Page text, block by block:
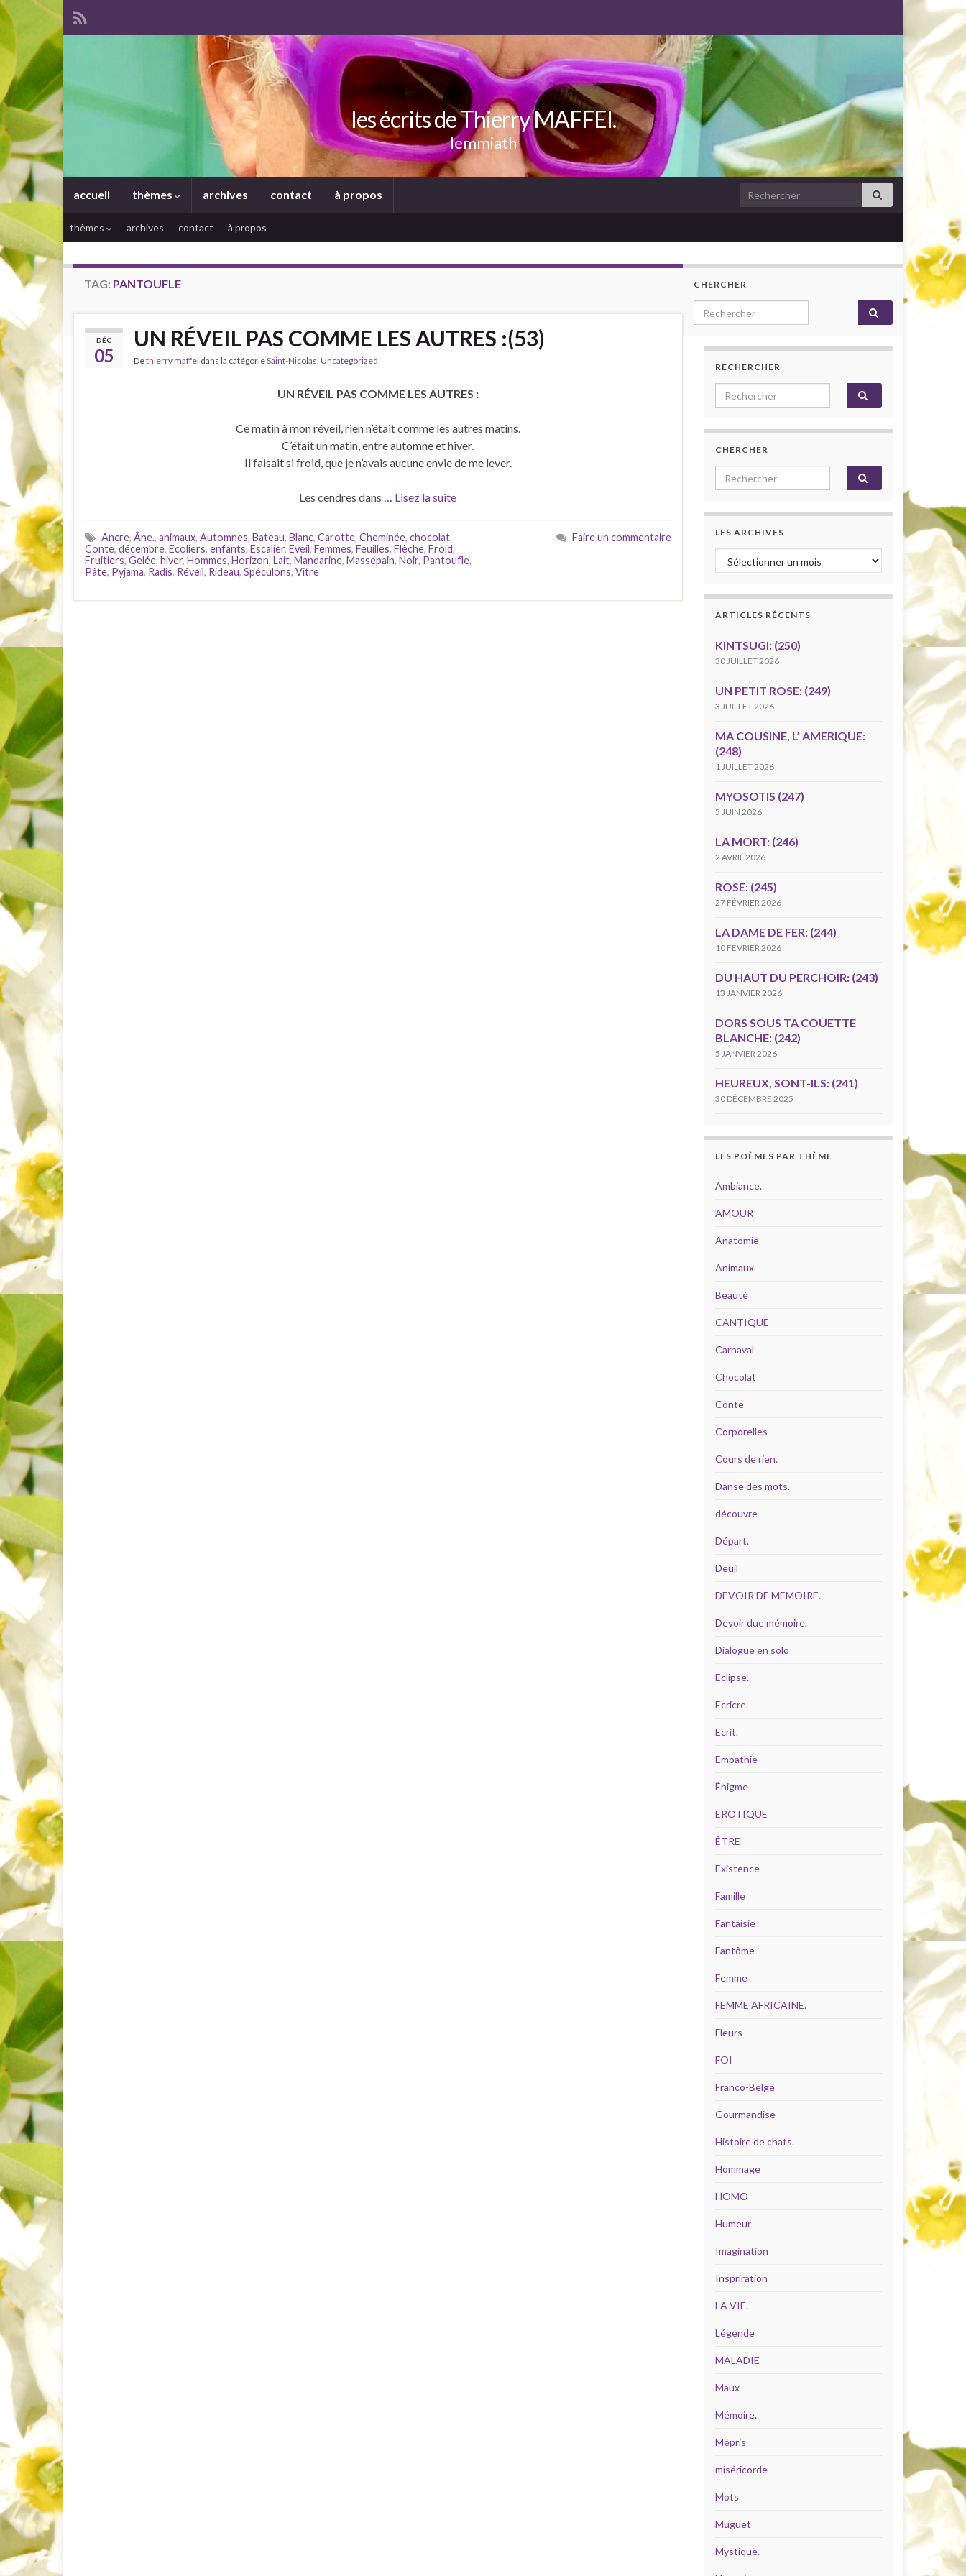
les écrits de Thierry MAFFEI.
lemmiath
accueil thèmes archives contact à propos Search for:
thèmes archives contact à propos
TAG: PANTOUFLE
DÉC
05
UN RÉVEIL PAS COMME LES AUTRES :(53)
Dethierry maffei dans la catégorieSaint-Nicolas, Uncategorized
UN RÉVEIL PAS COMME LES AUTRES :
Ce matin à mon réveil, rien n’était comme les autres matins.
C’était un matin, entre automne et hiver.
Il faisait si froid, que je n’avais aucune envie de me lever.
Les cendres dans … Lisez la suite
Ancre, Âne., animaux, Automnes, Bateau, Blanc, Carotte, Cheminée, chocolat,
Conte, décembre, Ecoliers, enfants, Escalier, Eveil, Femmes, Feuilles, Flèche, Froid,
Fruitiers, Gelée, hiver, Hommes, Horizon, Lait, Mandarine, Massepain, Noir, Pantoufle,
Pâte, Pyjama, Radis, Réveil, Rideau, Spéculons, Vitre
Faire un commentaire
CHERCHER
Search for:
RECHERCHER
Search for:
CHERCHER
Search for:
LES ARCHIVES
Les archives
ARTICLES RÉCENTS
KINTSUGI: (250)
30 JUILLET 2026
UN PETIT ROSE: (249)
3 JUILLET 2026
MA COUSINE, L’ AMERIQUE:
(248)
1 JUILLET 2026
MYOSOTIS (247)
5 JUIN 2026
LA MORT: (246)
2 AVRIL 2026
ROSE: (245)
27 FÉVRIER 2026
LA DAME DE FER: (244)
10 FÉVRIER 2026
DU HAUT DU PERCHOIR: (243)
13 JANVIER 2026
DORS SOUS TA COUETTE
BLANCHE: (242)
5 JANVIER 2026
HEUREUX, SONT-ILS: (241)
30 DÉCEMBRE 2025
LES POÈMES PAR THÈME
Ambiance.
AMOUR
Anatomie
Animaux
Beauté
CANTIQUE
Carnaval
Chocolat
Conte
Corporelles
Cours de rien.
Danse des mots.
découvre
Départ.
Deuil
DEVOIR DE MEMOIRE.
Devoir due mémoire.
Dialogue en solo
Eclipse.
Ecricre.
Ecrit.
Empathie
Énigme
EROTIQUE
ÊTRE
Existence
Famille
Fantaisie
Fantôme
Femme
FEMME AFRICAINE.
Fleurs
FOI
Franco-Belge
Gourmandise
Histoire de chats.
Hommage
HOMO
Humeur
Imagination
Inspriration
LA VIE.
Légende
MALADIE
Maux
Mémoire.
Mépris
miséricorde
Mots
Muguet
Mystique.